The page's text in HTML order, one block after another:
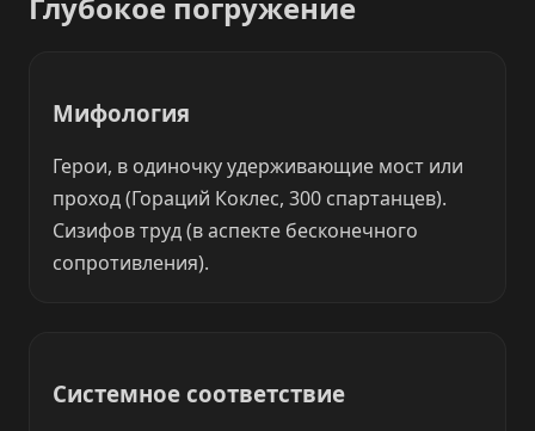
Мифология
Герои, в одиночку удерживающие мост или
проход (Гораций Коклес, 300 спартанцев).
Сизифов труд (в аспекте бесконечного
сопротивления).
Системное соответствие